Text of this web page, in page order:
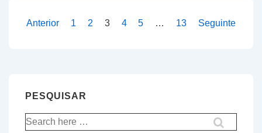
Paginação
Anterior 1 2 3 4 5 … 13 Seguinte
PESQUISAR
Pesquisar